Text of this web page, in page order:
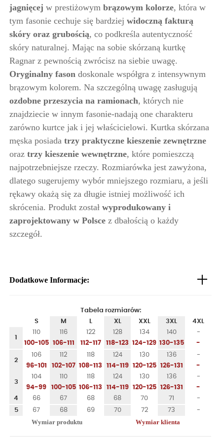
jagnięcej w prestiżowym brązowym kolorze, która w
tym fasonie cechuje się bardziej widoczną fakturą
skóry oraz grubością, co podkreśla autentyczność
skóry naturalnej. Mając na sobie skórzaną kurtkę
Ragnar z pewnością zwrócisz na siebie uwagę.
Oryginalny fason doskonale współgra z intensywnym
brązowym kolorem. Na szczególną uwagę zasługują
ozdobne przeszycia na ramionach, których nie
znajdziecie w innym fasonie-nadają one charakteru
zarówno kurtce jak i jej właścicielowi. Kurtka skórzana
męska posiada trzy praktyczne kieszenie zewnętrzne
oraz trzy kieszenie wewnętrzne, które pomieszczą
najpotrzebniejsze rzeczy. Rozmiarówka jest zawyżona,
dlatego sugerujemy wybór mniejszego rozmiaru, a jeśli
rękawy okażą się za długie istniej możliwość ich
skrócenia. Produkt został wyprodukowany i
zaprojektowany w Polsce z dbałością o każdy
szczegół.
Dodatkowe Informacje:
Tabela rozmiarów:
S
M L XL XXL 3XL 4XL
110 116 122 128 134 140
-
100-105
106-111 112-117 118-123 124-129 130-135 -
2
106 112 118 124 130 136
-
96-101
102-107 108-113 114-119 120-125 126-131 -
3
104 110 118 124 130 136
-
94-99
100-105 106-113 114-119 120-125 126-131
-
4
66 67 68 68 70 71
-
5
67 68 69 70 72 73 -
Wymiar produktu Wymiar klienta